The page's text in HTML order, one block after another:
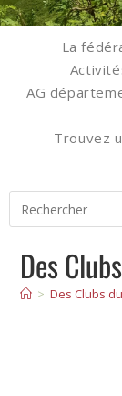
La
AG
Trouvez
Des
> Des Clubs